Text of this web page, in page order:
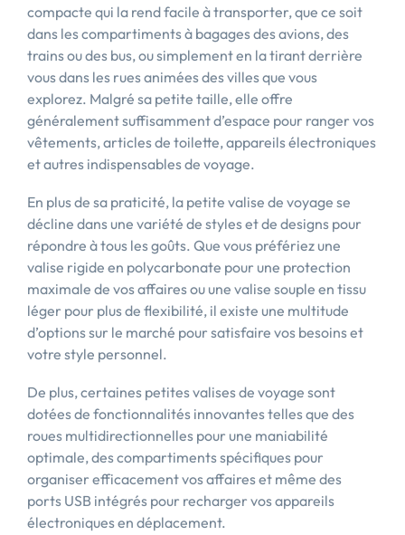
compacte qui la rend facile à transporter, que ce soit
dans les compartiments à bagages des avions, des
trains ou des bus, ou simplement en la tirant derrière
vous dans les rues animées des villes que vous
explorez. Malgré sa petite taille, elle offre
généralement suffisamment d’espace pour ranger vos
vêtements, articles de toilette, appareils électroniques
et autres indispensables de voyage.
En plus de sa praticité, la petite valise de voyage se
décline dans une variété de styles et de designs pour
répondre à tous les goûts. Que vous préfériez une
valise rigide en polycarbonate pour une protection
maximale de vos affaires ou une valise souple en tissu
léger pour plus de flexibilité, il existe une multitude
d’options sur le marché pour satisfaire vos besoins et
votre style personnel.
De plus, certaines petites valises de voyage sont
dotées de fonctionnalités innovantes telles que des
roues multidirectionnelles pour une maniabilité
optimale, des compartiments spécifiques pour
organiser efficacement vos affaires et même des
ports USB intégrés pour recharger vos appareils
électroniques en déplacement.